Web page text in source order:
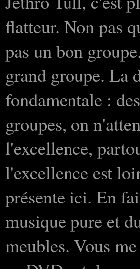
flatteur. Non pas
pas un bon
grand groupe. La
fondamentale :
groupes, on
l'excellence,
l'excellence est
présente ici. En
musique pure et
meubles. Vous